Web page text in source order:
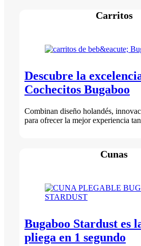
Carritos
Descubre la
Cochecitos Bugaboo
Combinan diseño holandés,
para ofrecer la mejor experiencia
Cunas
Bugaboo Stardust es
pliega en 1 segundo